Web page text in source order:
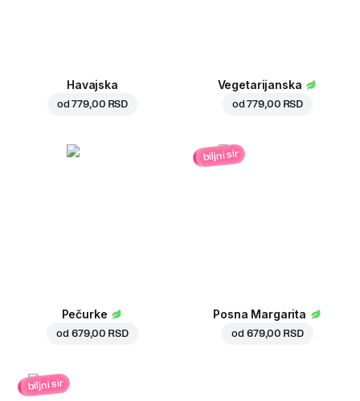
Havajska
od779,00 RSD
Vegetarijanska
od779,00 RSD
Pečurke
od 679,00 RSD
biljni sir
Posna Margarita
od 679,00 RSD
biljni sir